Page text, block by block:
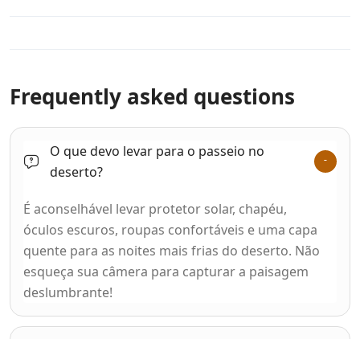
Frequently asked questions
O que devo levar para o passeio no
deserto?
É aconselhável levar protetor solar, chapéu,
óculos escuros, roupas confortáveis e uma capa
quente para as noites mais frias do deserto. Não
esqueça sua câmera para capturar a paisagem
deslumbrante!